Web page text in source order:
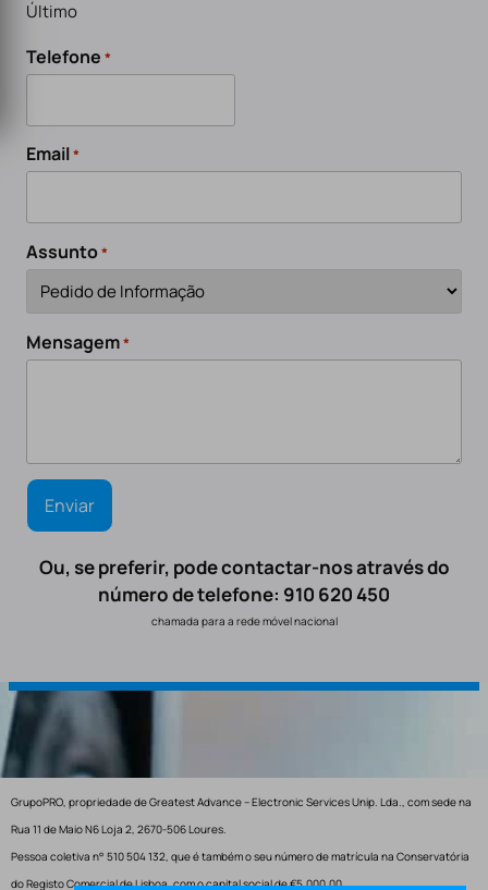
Último
Telefone *
Email*
Assunto*
Mensagem*
Ou, se preferir, pode contactar-nos através do
número de telefone: 910 620 450
chamada para a rede móvel nacional
GrupoPRO, propriedade de Greatest Advance – Electronic Services Unip. Lda., com sede na
Rua 11 de Maio N6 Loja 2, 2670-506 Loures.
Pessoa coletiva n° 510 504 132, que é também o seu número de matrícula na Conservatória
do Registo Comercial de Lisboa, com o capital social de €5.000,00.